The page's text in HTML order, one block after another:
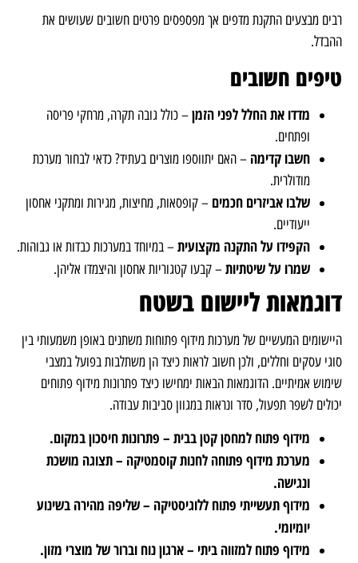
רבים מבצעים התקנת מדפים אך מפספסים פרטים חשובים שעושים את
ההבדל.
טיפים חשובים
מדדו את החלל לפני הזמן– כולל גובה תקרה, מרחקי פריסה
ופתחים.
חשבו קדימה – האם יתווספו מוצרים בעתיד? כדאי לבחור מערכת
מודולרית.
שלבו אביזרים חכמים – קופסאות, מחיצות, מגירות ומתקני אחסון
ייעודיים.
הקפידו על התקנה מקצועית– במיוחד במערכות כבדות או גבוהות.
שמרו על שיטתיות– קבעו קטגוריות אחסון והיצמדו אליהן.
דוגמאות ליישום בשטח
היישומים המעשיים של מערכות מידוף פתוחות משתנים באופן משמעותי בין
סוגי עסקים וחללים, ולכן חשוב לראות כיצד הן משתלבות בפועל במצבי
שימוש אמיתיים. הדוגמאות הבאות ימחישו כיצד פתרונות מידוף פתוחים
יכולים לשפר תפעול, סדר ונראות במגוון סביבות עבודה.
מידוף פתוח למחסן קטן בבית – פתרונות חיסכון במקום.
מערכת מידוף פתוחה לחנות קוסמטיקה – תצוגה מושכת
ונגישה.
מידוף תעשייתי פתוח ללוגיסטיקה – שליפה מהירה בשינוע
יומיומי.
מידוף פתוח למזווה ביתי – ארגון נוח וברור של מוצרי מזון.